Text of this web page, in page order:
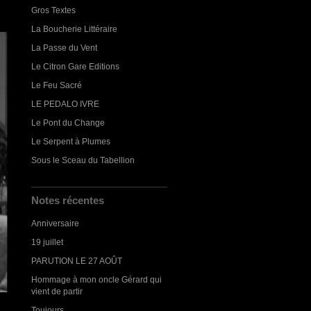
Gros Textes
La Boucherie Littéraire
La Passe du Vent
Le Citron Gare Editions
Le Feu Sacré
LE PEDALO IVRE
Le Pont du Change
Le Serpent à Plumes
Sous le Sceau du Tabellion
Notes récentes
Anniversaire
19 juillet
PARUTION LE 27 AOÛT
Hommage à mon oncle Gérard qui
vient de partir